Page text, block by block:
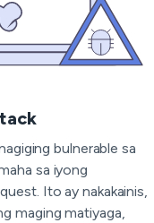
bulnerable sa
sa iyong
Ito ay nakakainis,
maging matiyaga,